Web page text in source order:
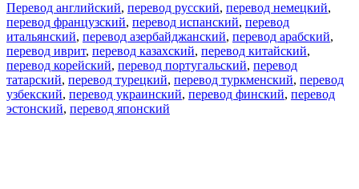
Перевод английский, перевод русский, перевод немецкий,
перевод французский, перевод испанский, перевод
итальянский, перевод азербайджанский, перевод арабский,
перевод иврит, перевод казахский, перевод китайский,
перевод корейский, перевод португальский, перевод
татарский, перевод турецкий, перевод туркменский, перевод
узбекский, перевод украинский, перевод финский, перевод
эстонский, перевод японский